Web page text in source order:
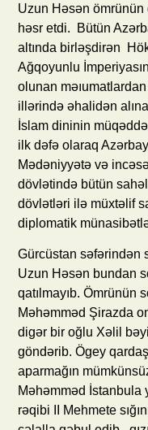
Uzun Həsən
həsr etdi. Bütün
altında birləşdirən
Ağqoyunlu
olunan
illərində əhalidən
İslam dininin
ilk dəfə olaraq
Mədəniyyətə və
dövlətində bütün
dövlətləri ilə müxtəlif
diplomatik
Gürcüstan səfərindən
Uzun Həsən bundan
qatılmayıb. Ömrünün
Məhəmməd Şirazda
digər bir oğlu Xəlil
göndərib. Ögey
aparmağın
Məhəmməd İstanbula
rəqibi II Mehmete